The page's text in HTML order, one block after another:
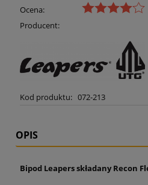
Ocena:
Producent:
Kod produktu: 072-213
OPIS
Bipod Leapers składany Recon